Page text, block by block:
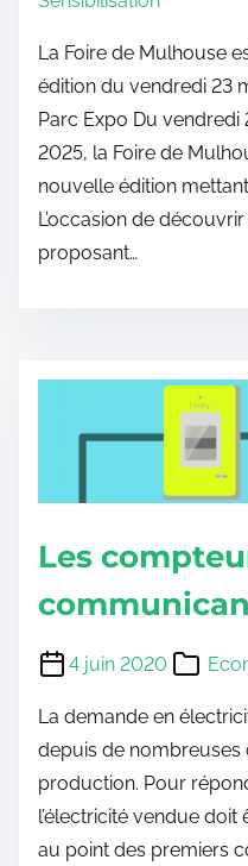
La Foire de Mulhouse
édition du vendredi 23
Parc Expo Du vendredi
2025, la Foire de
nouvelle édition
L’occasion de
proposant…
Les
4 juin 2020
La demande en
depuis de nombreuses
production. Pour
l’électricité vendue doit
au point des premiers